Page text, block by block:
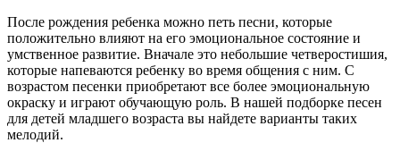
После рождения ребенка можно петь песни, которые
положительно влияют на его эмоциональное состояние и
умственное развитие. Вначале это небольшие четверостишия,
которые напеваются ребенку во время общения с ним. С
возрастом песенки приобретают все более эмоциональную
окраску и играют обучающую роль. В нашей подборке песен
для детей младшего возраста вы найдете варианты таких
мелодий.